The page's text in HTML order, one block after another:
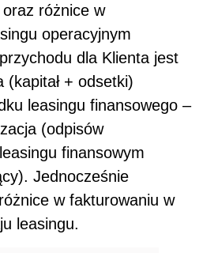
różnice w
operacyjnym
dla Klienta jest
(kapitał + odsetki)
leasingu finansowego –
(odpisów
finansowym
Jednocześnie
w fakturowaniu w
leasingu.